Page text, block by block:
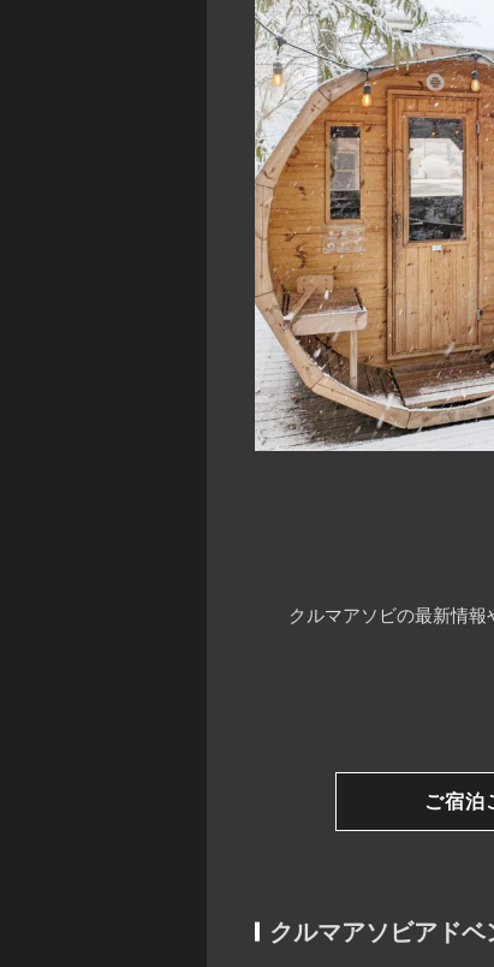
クルマアソビの最新情
ご宿泊
クルマアソビアド